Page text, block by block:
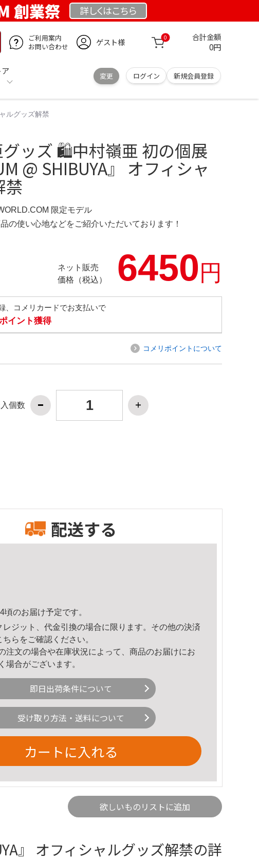
創業祭 詳しくはこちら
ご利用案内
お問い合わせ
ゲスト様 0 合計金額
0円
変更 ログイン 新規会員登録
ルグッズ解禁
グッズ 🛍中村嶺亜 初の個展
@ SHIBUYA』 オフィシャ
禁
限定モデル
の使い心地などをご紹介いただいております！
ネット販売
価格（税込）
6450円
、コメリカードでお支払いで
イント獲得
コメリポイントについて
個数
配送する
頃のお届け予定です。
レジット、代金引換の場合に限ります。その他の決済
ちら をご確認ください。
注文の場合や在庫状況によって、商品のお届けにお
場合がございます。
即日出荷条件について
受け取り方法・送料について
カートに入れる
欲しいものリストに追加
』 オフィシャルグッズ解禁の詳